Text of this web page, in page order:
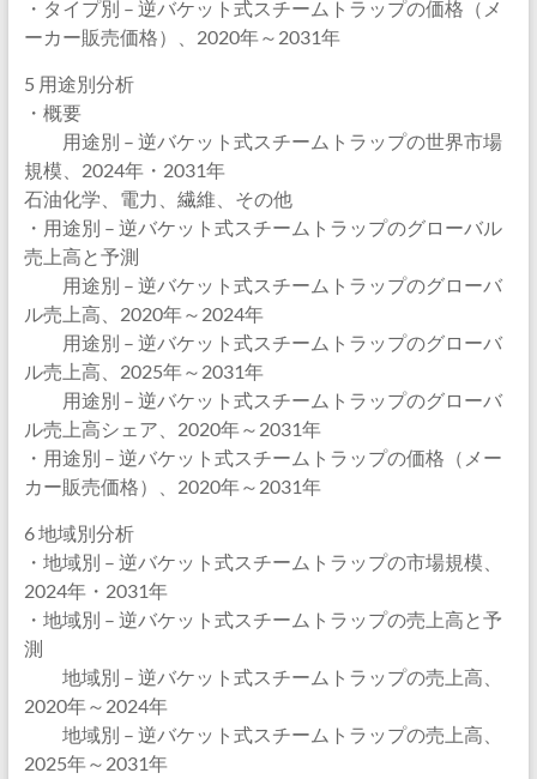
・タイプ別 – 逆バケット式スチームトラップの価格（メ
ーカー販売価格）、2020年～2031年
5 用途別分析
・概要
用途別 – 逆バケット式スチームトラップの世界市場
規模、2024年・2031年
石油化学、電力、繊維、その他
・用途別 – 逆バケット式スチームトラップのグローバル
売上高と予測
用途別 – 逆バケット式スチームトラップのグローバ
ル売上高、2020年～2024年
用途別 – 逆バケット式スチームトラップのグローバ
ル売上高、2025年～2031年
用途別 – 逆バケット式スチームトラップのグローバ
ル売上高シェア、2020年～2031年
・用途別 – 逆バケット式スチームトラップの価格（メー
カー販売価格）、2020年～2031年
6 地域別分析
・地域別 – 逆バケット式スチームトラップの市場規模、
2024年・2031年
・地域別 – 逆バケット式スチームトラップの売上高と予
測
地域別 – 逆バケット式スチームトラップの売上高、
2020年～2024年
地域別 – 逆バケット式スチームトラップの売上高、
2025年～2031年